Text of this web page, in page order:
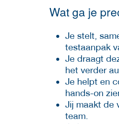
Wat ga je
Je stelt,
testaanpak
Je draagt
het verder
Je helpt en
hands-on
Jij maakt de
team.